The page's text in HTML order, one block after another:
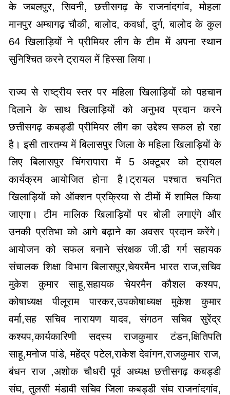
के जबलपुर, सिवनी, छत्तीसगढ़ के राजनांदगांव, मोहला
मानपुर अम्बागढ़ चौकी, बालोद, कवर्धा, दुर्ग, बालोद के कुल
64 खिलाड़ियों ने प्रीमियर लीग के टीम में अपना स्थान
सुनिश्चित करने ट्रायल में हिस्सा लिया।
राज्य से राष्ट्रीय स्तर पर महिला खिलाड़ियों को पहचान
दिलाने के साथ खिलाड़ियों को अनुभव प्रदान करने
छत्तीसगढ़ कबड्डी प्रीमियर लीग का उद्देश्य सफल हो रहा
है। इसी तारतम्य में बिलासपुर जिला के महिला खिलाड़ियों के
लिए बिलासपुर चिंगरापारा में 5 अक्टूबर को ट्रायल
कार्यक्रम आयोजित होना है।ट्रायल पश्चात चयनित
खिलाड़ियों को ऑक्शन प्रक्रिया से टीमों में शामिल किया
जाएगा। टीम मालिक खिलाड़ियों पर बोली लगाएंगे और
उनकी प्रतिभा को आगे बढ़ाने का अवसर प्रदान करेंगे।
आयोजन को सफल बनाने संरक्षक जी.डी गर्ग सहायक
संचालक शिक्षा विभाग बिलासपुर,चेयरमैन भारत राज,सचिव
मुकेश कुमार साहू,सहायक चेयरमैन कौशल कश्यप,
कोषाध्यक्ष पीलूराम पारकर,उपकोषाध्यक्ष मुकेश कुमार
वर्मा,सह सचिव नारायण यादव, संगठन सचिव सुरेंद्र
कश्यप,कार्यकारिणी सदस्य राजकुमार टंडन,क्षितिपति
साहू,मनोज पांडे, महेंद्र पटेल,राकेश देवांगन,राजकुमार राज,
बंधन राज ,अशोक चौधरी पूर्व अध्यक्ष छत्तीसगढ़ कबड्डी
संघ, तुलसी मंडावी सचिव जिला कबड्डी संघ राजनांदगांव,